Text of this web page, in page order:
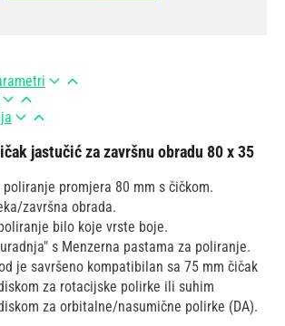
jastučić za završnu obradu 80 x 35
promjera 80 mm s čičkom.
završna obrada.
bilo koje vrste boje.
s Menzerna pastama za poliranje.
je savršeno kompatibilan sa 75 mm čičak
za rotacijske polirke ili suhim
za orbitalne/nasumične polirke (DA).